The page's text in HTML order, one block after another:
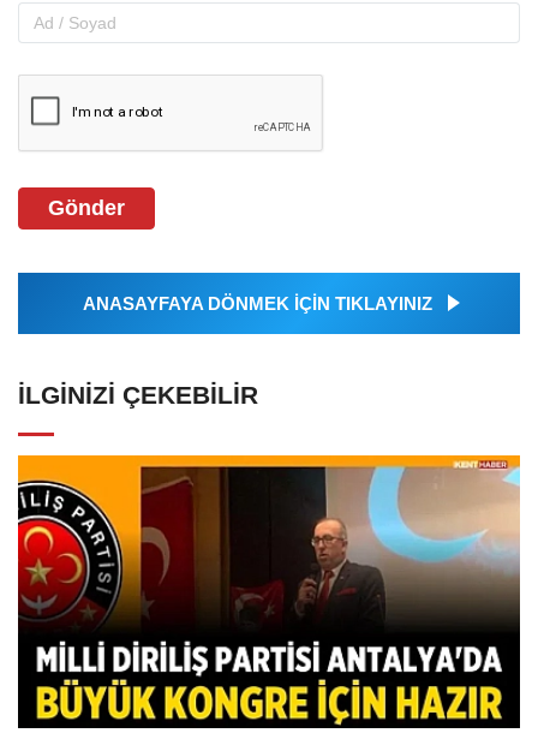
Gönder
ANASAYFAYA DÖNMEK İÇİN TIKLAYINIZ
İLGINIZI ÇEKEBILIR